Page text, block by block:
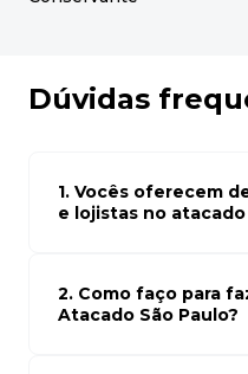
Dúvidas
1. Vocês oferecem
e lojistas no atacado
atacado empresas e
para seu modelo de
2. Como faço para
Atacado São Paulo?